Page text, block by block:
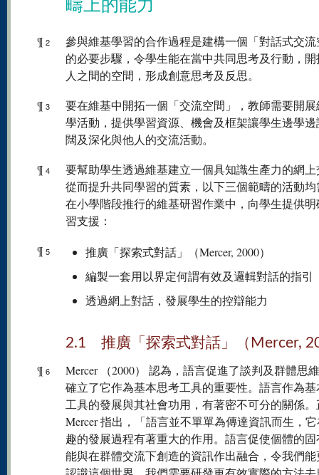
疇上的能力
¶ 2
參與維基學習的合作過程是建構一個「對話式交
的必要步驟，令學生能在當中共同思考及行動，
人之間的空間，形成創意思考及反思。
¶ 3
要在維基中開拓一個「交流空間」，教師需要開
學活動，提供學習資源、機會及框架讓學生邊學
闊及深化與他人的交流活動。
¶ 4
要幫助學生透過維基建立一個具知識生產力的網
從而提升共同學習的質素，以下三個範疇的活動
在小學階段推行的維基研習作業中，向學生提供
習支援：
¶ 5
推廣「探索式對話」（Mercer, 2000）
編製一套用以界定何謂有效及邏輯對話的指引
透過網上對話，發展學生的控辯能力
2.1 推廣「探索式對話」（Mercer,
¶ 6
Mercer （2000） 認為，語言促進了談判及群體思
確立了它作為基本思考工具的重要性。語言作為
工具的發展與其社會功用，有著密不可分的關係。
Mercer 指出，「語言並不單單為傳達資訊而生，
趣的發展過程有著重大的作用。語言促使個體的
能與在群體交流下創造的資訊作出融合，令我們